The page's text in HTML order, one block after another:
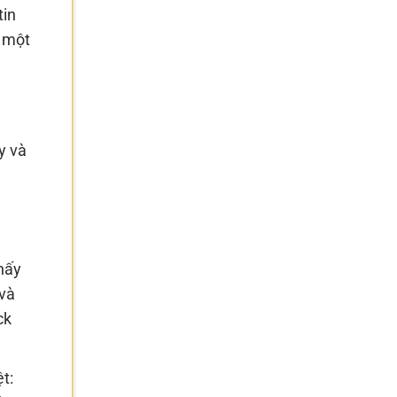
một
và